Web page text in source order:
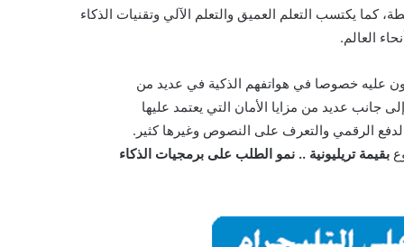
كما يكتسب التعلم العميق والتعلم الآلي وتقنيات الذكاء
العالم.‏
عليه خصوصا في ‏هواتفهم الذكية في عديد من
جانب عديد من مزايا الأمان التي يعتمد عليها
الرقمي والتعرف على النصوص وغيرها كثير.‏
بقيمة تريليونية .. نمو الطلب على برمجيات الذكاء